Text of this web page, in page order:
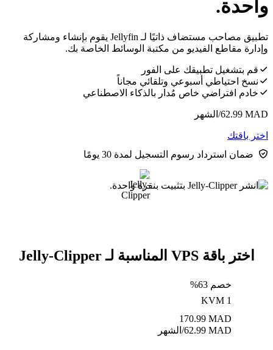
واحدة.
تطبيق مصاحب مستضاف ذاتيًا لـ Jellyfin يقوم بإنشاء ومشاركة
وإدارة مقاطع الفيديو من مكتبة الوسائط الخاصة بك.
قم بتشغيل تطبيقك على الفور
نسخ احتياطي أسبوعي وتلقائي مجاناً
خادم افتراضي خاص مُدار بالذكاء الاصطناعي
MAD
62.99/الشهر
اختر باقتك
ضمان استرداد رسوم التسجيل لمدة 30 يومًا
اختر باقة VPS المناسبة لـ Jelly-Clipper
خصم 63%
KVM 1
MAD
170.99
MAD
62.99/الشهر